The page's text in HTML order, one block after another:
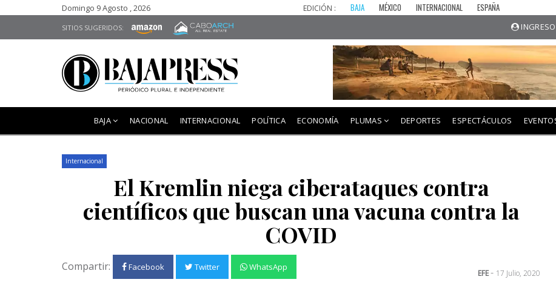
Domingo 9 Agosto , 2026 EDICIÓN : BAJA MÉXICO INTERNACIONAL ESPAÑA
SITIOS SUGERIDOS:
BAJA NACIONAL INTERNACIONAL POLÍTICA ECONOMÍA PLUMAS DEPORTES ESPECTÁCULOS
Internacional
El Kremlin niega ciberataques contra
científicos que buscan una vacuna contra la
COVID
Compartir: Facebook Twitter WhatsApp
EFE- 17 Julio, 2020